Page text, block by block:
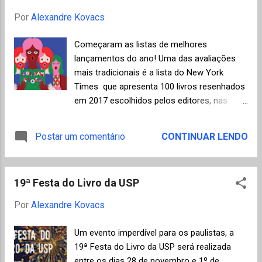
sobre temas contemporâneos com
função de ser inspirador para nossos filhos?
Bem, a escritora e jornalista Adriana
Carranca conseguiu tudo isso ao contar a
história da paquistanesa Malala Yousafzai,
baleada por membros do Talibã aos catorze
sobreviveu, transformando-se na mais
paz em 2014, uma menina corajosa que só
queria ir para a escol...
Por Alexandre Kovacs
Começaram as listas de melhores
lançamentos do ano! Uma das avaliações
mais tradicionais é a lista do New York
Times que apresenta 100 livros resenhados
em 2017 escolhidos pelos editores, nas
respectiva resenha crítica do jornal, uma
fonte de informações importante já que a
Brasil. Infelizmente há uma limitação
antipática do site que restringe a leitura a
assinantes. Em 2017 tivemos, na área de
ficção, destaques para os últimos
lançamentos de Paul Auster , David
Postar um comentário CONTINUAR LENDO
19ª Festa do Livro da USP
Por Alexandre Kovacs
Um evento imperdível para os paulistas, a
19ª Festa do Livro da USP será realizada